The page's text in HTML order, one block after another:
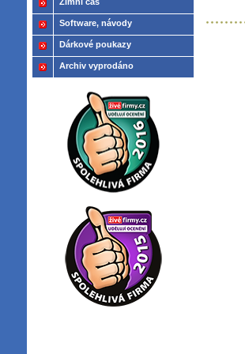
Software, návody
Dárkové poukazy
Archiv vyprodáno